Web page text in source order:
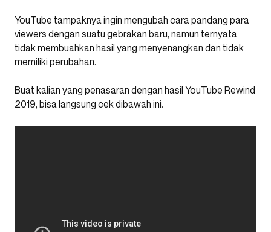
YouTube tampaknya ingin mengubah cara pandang para
viewers dengan suatu gebrakan baru, namun ternyata
tidak membuahkan hasil yang menyenangkan dan tidak
memiliki perubahan.
Buat kalian yang penasaran dengan hasil YouTube Rewind
2019, bisa langsung cek dibawah ini.